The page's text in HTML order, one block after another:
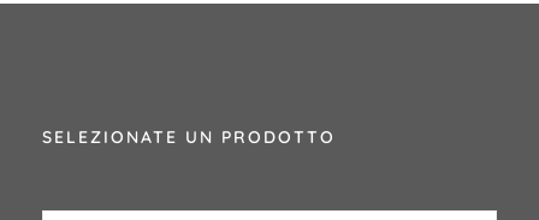
SELEZIONATE UN PRODOTTO